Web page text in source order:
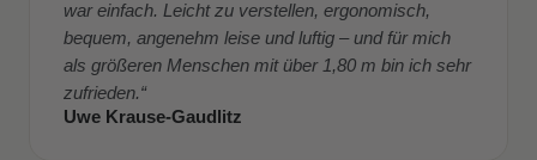
war einfach. Leicht zu verstellen, ergonomisch,
bequem, angenehm leise und luftig – und für mich
als größeren Menschen mit über 1,80 m bin ich sehr
zufrieden.“
Uwe Krause-Gaudlitz